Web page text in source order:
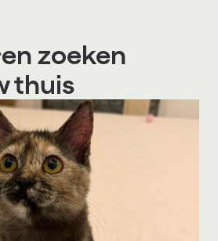
zoeken
thuis